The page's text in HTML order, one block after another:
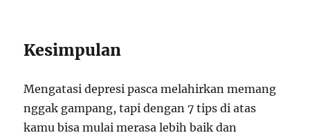
Kesimpulan
Mengatasi depresi pasca melahirkan memang
nggak gampang, tapi dengan 7 tips di atas
kamu bisa mulai merasa lebih baik dan